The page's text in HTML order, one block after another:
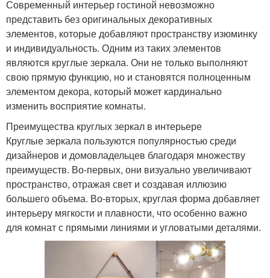
Современный интерьер гостиной невозможно
представить без оригинальных декоративных
элементов, которые добавляют пространству изюминку
и индивидуальность. Одним из таких элементов
являются круглые зеркала. Они не только выполняют
свою прямую функцию, но и становятся полноценным
элементом декора, который может кардинально
изменить восприятие комнаты.
Преимущества круглых зеркал в интерьере
Круглые зеркала пользуются популярностью среди
дизайнеров и домовладельцев благодаря множеству
преимуществ. Во-первых, они визуально увеличивают
пространство, отражая свет и создавая иллюзию
большего объема. Во-вторых, круглая форма добавляет
интерьеру мягкости и плавности, что особенно важно
для комнат с прямыми линиями и угловатыми деталями.